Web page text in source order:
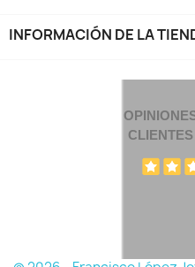
INFORMACIÓN DE LA
CLIENTES